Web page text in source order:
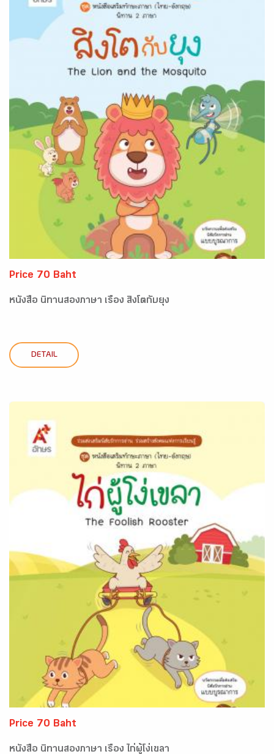
Price 70 Baht
หนังสือ นิทานสองภาษา เรื่อง สิงโตกับยุง
DETAIL
Price 70 Baht
หนังสือ นิทานสองภาษา เรื่อง ไก่ผู้โง่เขลา